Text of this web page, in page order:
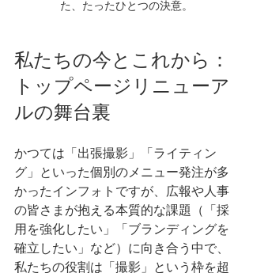
た、たったひとつの決意。
私たちの今とこれから：
トップページリニューア
ルの舞台裏
かつては「出張撮影」「ライティン
グ」といった個別のメニュー発注が多
かったインフォトですが、広報や人事
の皆さまが抱える本質的な課題（「採
用を強化したい」「ブランディングを
確立したい」など）に向き合う中で、
私たちの役割は「撮影」という枠を超